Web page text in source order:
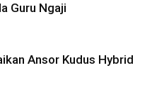
Guru Ngaji
Ansor Kudus Hybrid